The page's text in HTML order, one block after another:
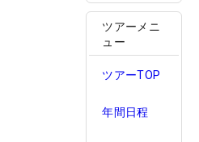
ツアーメニ
ュー
ツアーTOP
年間日程